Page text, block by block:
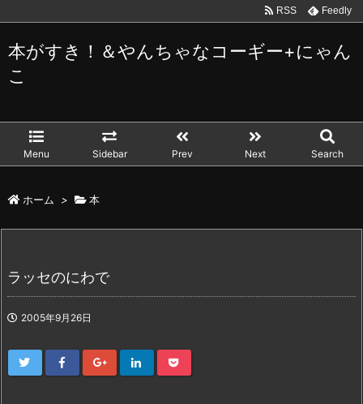
本がすき！＆やんちゃなコーギー+にゃん
こ
Menu Sidebar Prev Next Search
RSS Feedly
ホーム > 本
ラッセのにわで
2005年9月26日